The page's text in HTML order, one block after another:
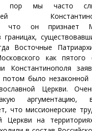
пор мы часто
что он признает
границах,
Восточные
как пятого
Константинополя
было незаконной
Церкви.
аргументацию,
что миссионерские
Церкви на